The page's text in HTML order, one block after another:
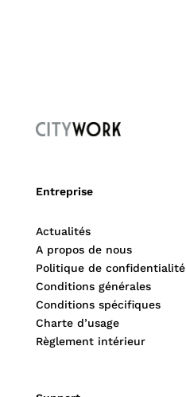
Entreprise
Actualités
A propos de nous
Politique de confidentialité
Conditions générales
Conditions spécifiques
Charte d’usage
Règlement intérieur